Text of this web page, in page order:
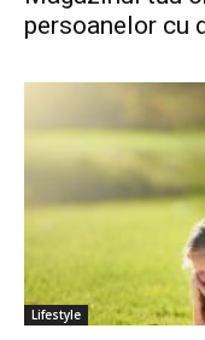
persoanelor cu
Lifestyle